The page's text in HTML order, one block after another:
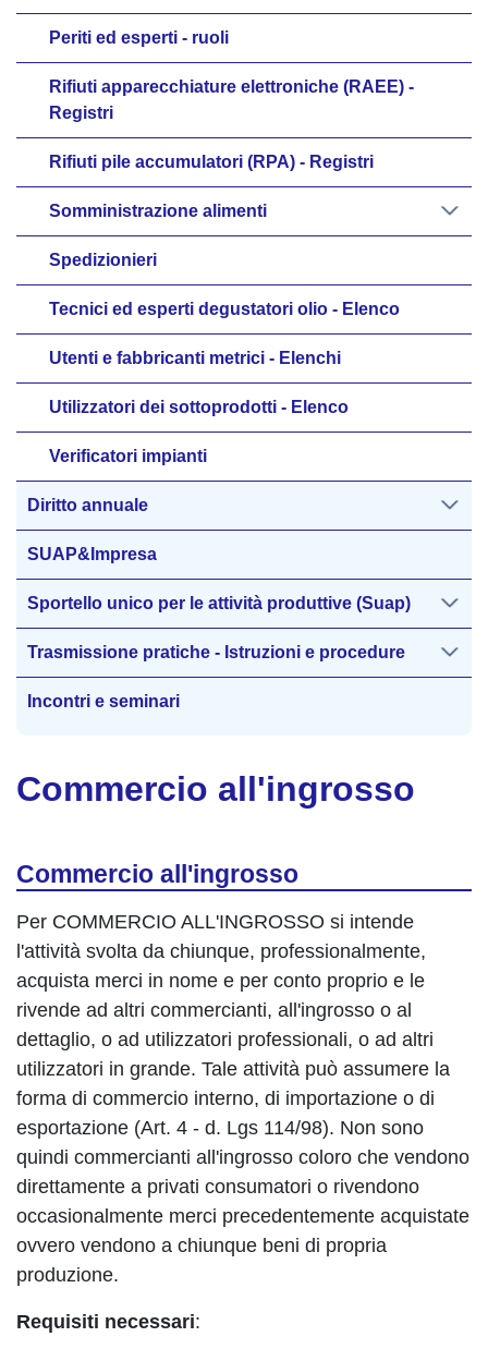
Commercio all'ingrosso
Commercio all'ingrosso
Per COMMERCIO ALL'INGROSSO si intende
l'attività svolta da chiunque, professionalmente,
acquista merci in nome e per conto proprio e le
rivende ad altri commercianti, all'ingrosso o al
dettaglio, o ad utilizzatori professionali, o ad altri
utilizzatori in grande. Tale attività può assumere la
forma di commercio interno, di importazione o di
esportazione (Art. 4 - d. Lgs 114/98). Non sono
quindi commercianti all'ingrosso coloro che vendono
direttamente a privati consumatori o rivendono
occasionalmente merci precedentemente acquistate
ovvero vendono a chiunque beni di propria
produzione.
Requisiti necessari:
Periti ed esperti - ruoli
Rifiuti apparecchiature elettroniche (RAEE) -
Registri
Rifiuti pile accumulatori (RPA) - Registri
Somministrazione alimenti
Spedizionieri
Tecnici ed esperti degustatori olio - Elenco
Utenti e fabbricanti metrici - Elenchi
Utilizzatori dei sottoprodotti - Elenco
Verificatori impianti
Diritto annuale
SUAP&Impresa
Sportello unico per le attività produttive (Suap)
Trasmissione pratiche - Istruzioni e procedure
Incontri e seminari